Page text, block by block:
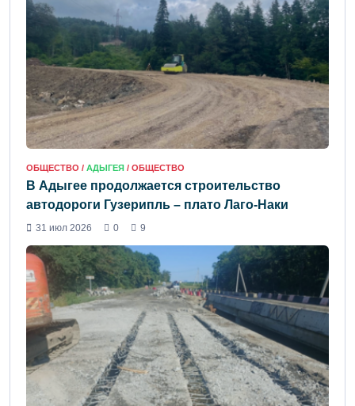
ОБЩЕСТВО / АДЫГЕЯ / ОБЩЕСТВО
В Адыгее продолжается строительство
автодороги Гузерипль – плато Лаго-Наки
31 июл 2026 0 9